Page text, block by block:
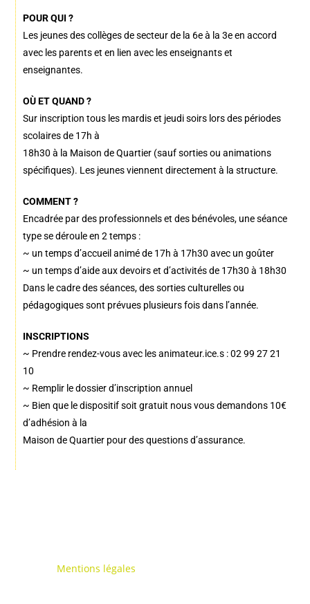
POUR QUI ?
Les jeunes des collèges de secteur de la 6e à la 3e en accord
avec les parents et en lien avec les enseignants et
enseignantes.
OÙ ET QUAND ?
Sur inscription tous les mardis et jeudi soirs lors des périodes
scolaires de 17h à
18h30 à la Maison de Quartier (sauf sorties ou animations
spécifiques). Les jeunes viennent directement à la structure.
COMMENT ?
Encadrée par des professionnels et des bénévoles, une séance
type se déroule en 2 temps :
~ un temps d’accueil animé de 17h à 17h30 avec un goûter
~ un temps d’aide aux devoirs et d’activités de 17h30 à 18h30
Dans le cadre des séances, des sorties culturelles ou
pédagogiques sont prévues plusieurs fois dans l’année.
INSCRIPTIONS
~ Prendre rendez-vous avec les animateur.ice.s : 02 99 27 21
10
~ Remplir le dossier d’inscription annuel
~ Bien que le dispositif soit gratuit nous vous demandons 10€
d’adhésion à la
Maison de Quartier pour des questions d’assurance.
Mentions légales